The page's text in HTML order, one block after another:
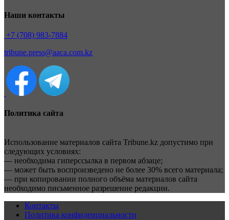
Наши контакты
+7 (708) 983-7884
tribune.press@aaca.com.kz
Политика сайта
Использование материалов сайта Tribune.kz допустимо при
следующих условиях:
— необходима гиперссылка в первом абзаце;
— может быть воспроизведено не более 30% всего материала;
— при копировании полного объёма материалов сайта
необходимо письменное разрешение редакции.
Контакты
Политика конфиденциальности